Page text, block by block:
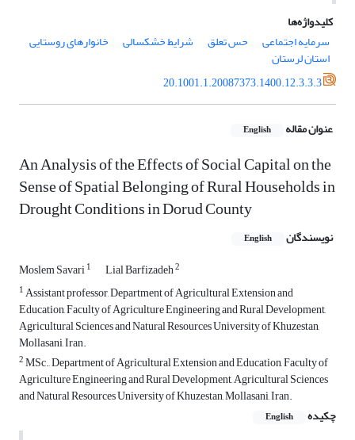
کلیدواژه‌ها
سرمایه اجتماعی
حس تعلق شرایط خشکسالی خانوارهای روستایی
استان لرستان
20.1001.1.20087373.1400.12.3.3.3
عنوان مقاله English
An Analysis of the Effects of Social Capital on the
Sense of Spatial Belonging of Rural Households in
Drought Conditions in Dorud County
نویسندگان English
Moslem Savari1 Lial Barfizadeh2
1Assistant professor, Department of Agricultural Extension and
Education, Faculty of Agriculture Engineering and Rural Development,
Agricultural Sciences and Natural Resources University of Khuzestan,
Mollasani, Iran.
2MSc., Department of Agricultural Extension and Education, Faculty of
Agriculture Engineering and Rural Development, Agricultural Sciences
and Natural Resources University of Khuzestan, Mollasani, Iran.
چکیده
English